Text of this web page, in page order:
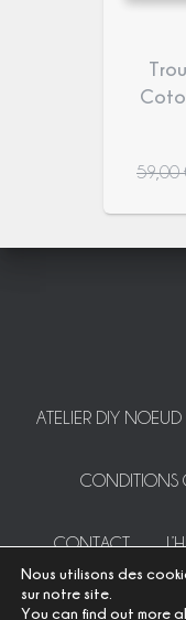
59,00
ATELIER DIY NOEUD
CONDITIONS
CONTACT
PANIER
Nous utilisons des
sur notre site.
You can find out more